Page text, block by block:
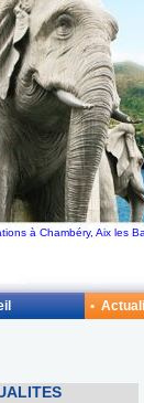
à Chambéry, Aix les
•